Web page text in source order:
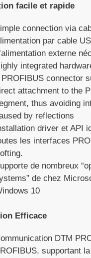
facile et rapide
connection via
par cable
externe
integrated
connector
attachment to the
thus avoiding
by reflections
driver et API
les interfaces
de nombreux
de chez
10
Efficace
DTM
supportant la